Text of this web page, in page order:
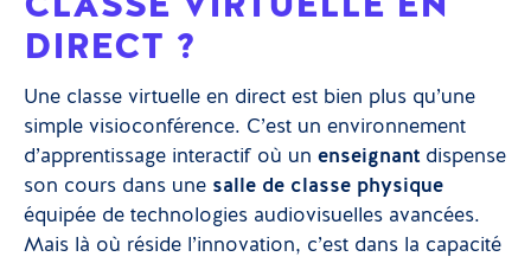
DIRECT ?
Une classe virtuelle en direct est bien plus qu’une
simple visioconférence. C’est un environnement
d’apprentissage interactif où un enseignantdispense
son cours dans une salle de classe physique
équipée de technologies audiovisuelles avancées.
Mais là où réside l’innovation, c’est dans la capacité